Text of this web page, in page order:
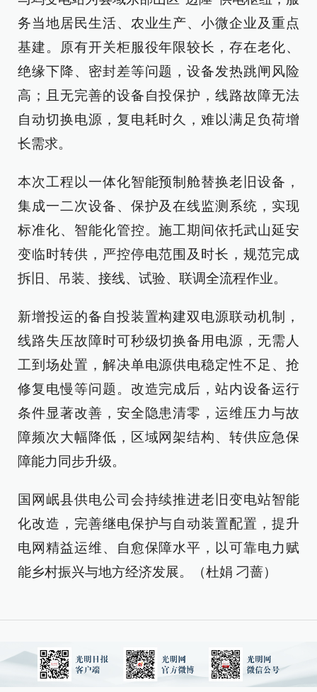
务当地居民生活、农业生产、小微企业及重点
基建。原有开关柜服役年限较长，存在老化、
绝缘下降、密封差等问题，设备发热跳闸风险
高；且无完善的设备自投保护，线路故障无法
自动切换电源，复电耗时久，难以满足负荷增
长需求。
本次工程以一体化智能预制舱替换老旧设备，
集成一二次设备、保护及在线监测系统，实现
标准化、智能化管控。施工期间依托武山延安
变临时转供，严控停电范围及时长，规范完成
拆旧、吊装、接线、试验、联调全流程作业。
新增投运的备自投装置构建双电源联动机制，
线路失压故障时可秒级切换备用电源，无需人
工到场处置，解决单电源供电稳定性不足、抢
修复电慢等问题。改造完成后，站内设备运行
条件显著改善，安全隐患清零，运维压力与故
障频次大幅降低，区域网架结构、转供应急保
障能力同步升级。
国网岷县供电公司会持续推进老旧变电站智能
化改造，完善继电保护与自动装置配置，提升
电网精益运维、自愈保障水平，以可靠电力赋
能乡村振兴与地方经济发展。（杜娟 刁蔷）